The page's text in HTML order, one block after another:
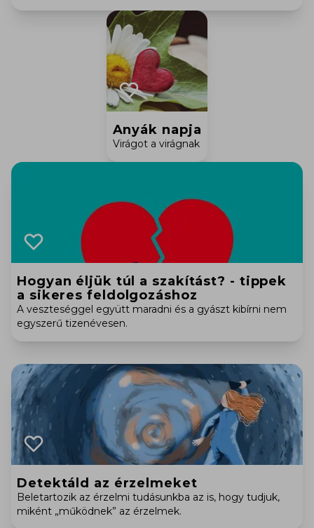
Anyák napja
Virágot a virágnak
Hogyan éljük túl a szakítást? - tippek
a sikeres feldolgozáshoz
A veszteséggel együtt maradni és a gyászt kibírni nem
egyszerű tizenévesen.
Detektáld az érzelmeket
Beletartozik az érzelmi tudásunkba az is, hogy tudjuk,
miként „működnek” az érzelmek.